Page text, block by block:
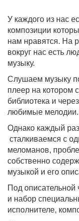
У каждого из нас
композиции
нам нравятся. На
вокруг нас есть
музыку.
Слушаем музыку
плеер на котором
библиотека и
любимые мелодии.
Однако каждый
сталкиваемся с
меломанов,
собственно
музыкой и его
Под
и набор
исполнителе,